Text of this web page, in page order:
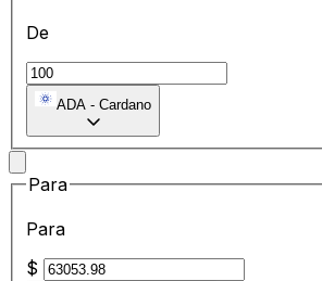
De
ADA - Cardano
Para
Para
$